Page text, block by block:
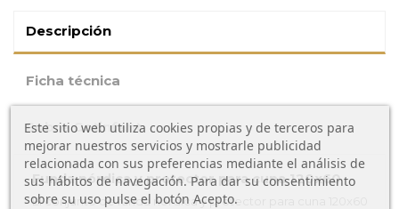
Descripción
Ficha técnica
Sobre Cotinfant
Funda nórdica y protector para cuna 120x60
El conjunto de funda nórdica y protector para cuna 120x60
Este sitio web utiliza cookies propias y de terceros para
mejorar nuestros servicios y mostrarle publicidad
relacionada con sus preferencias mediante el análisis de
sus hábitos de navegación. Para dar su consentimiento
sobre su uso pulse el botón Acepto.